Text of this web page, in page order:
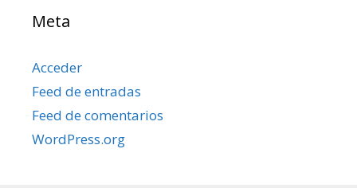
Meta
Acceder
Feed de entradas
Feed de comentarios
WordPress.org